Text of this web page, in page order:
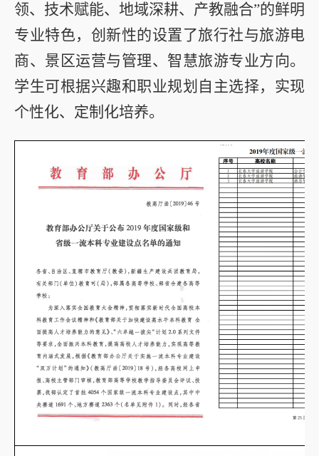
领、技术赋能、地域深耕、产教融合”的鲜明
专业特色，创新性的设置了旅行社与旅游电
商、景区运营与管理、智慧旅游专业方向。
学生可根据兴趣和职业规划自主选择，实现
个性化、定制化培养。